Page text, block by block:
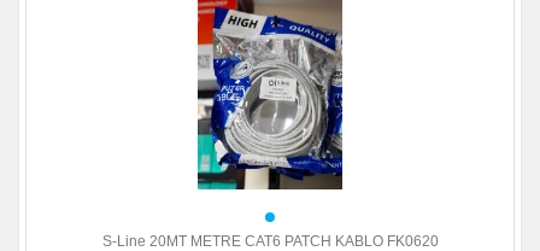
S-Line 20MT METRE CAT6 PATCH KABLO FK0620